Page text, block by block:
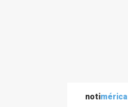
notimérica